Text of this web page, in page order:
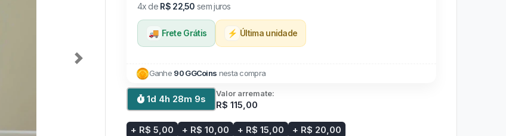
Next
4x de R$ 22,50 sem juros
🚚 Frete Grátis ⚡ Última unidade
Ganhe 90 GGCoins nesta compra
1d 4h 28m 8s Valor arremate:
R$ 115,00
+ R$ 5,00 + R$ 10,00 + R$ 15,00 + R$ 20,00